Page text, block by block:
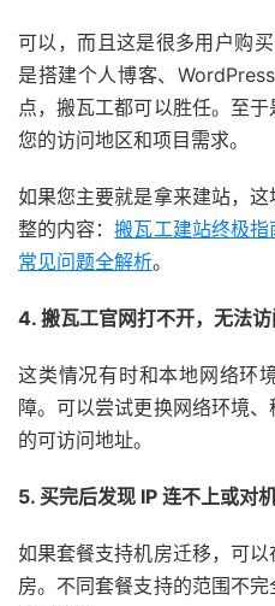
可以，而且这是很多用户购
是搭建个人博客、
点，搬瓦工都可以胜任。至
您的访问地区和项目需求。
如果您主要就是拿来建站，
整的内容：搬瓦工建站终极
常见问题全解析。
4. 搬瓦工官网打不开，无法访
这类情况有时和本地网络环
障。可以尝试更换网络环境
的可访问地址。
5. 买完后发现 IP 连不上或对
如果套餐支持机房迁移，可
房。不同套餐支持的范围不